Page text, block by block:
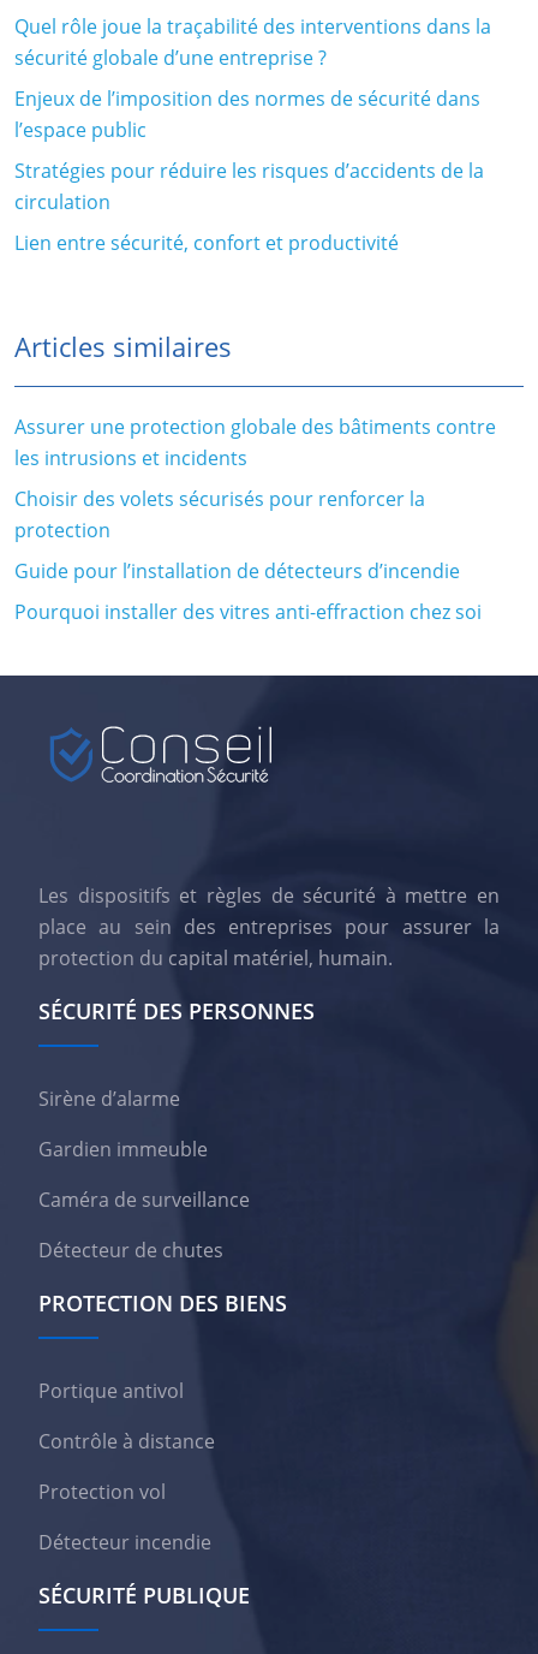
Quel rôle joue la traçabilité des interventions dans la
sécurité globale d’une entreprise ?
Enjeux de l’imposition des normes de sécurité dans
l’espace public
Stratégies pour réduire les risques d’accidents de la
circulation
Lien entre sécurité, confort et productivité
Articles similaires
Assurer une protection globale des bâtiments contre
les intrusions et incidents
Choisir des volets sécurisés pour renforcer la
protection
Guide pour l’installation de détecteurs d’incendie
Pourquoi installer des vitres anti-effraction chez soi
Les dispositifs et règles de sécurité à mettre en
place au sein des entreprises pour assurer la
protection du capital matériel, humain.
SÉCURITÉ DES PERSONNES
Sirène d’alarme
Gardien immeuble
Caméra de surveillance
Détecteur de chutes
PROTECTION DES BIENS
Portique antivol
Contrôle à distance
Protection vol
Détecteur incendie
SÉCURITÉ PUBLIQUE